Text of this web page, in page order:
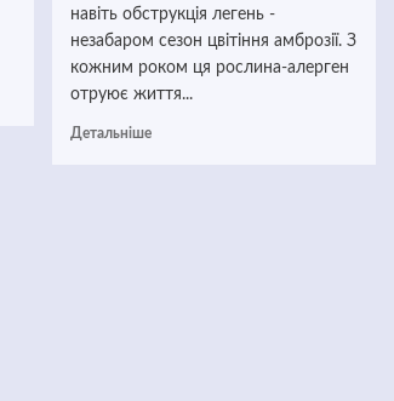
навіть обструкція легень -
незабаром сезон цвітіння амброзії. З
кожним роком ця рослина-алерген
отруює життя...
Детальніше